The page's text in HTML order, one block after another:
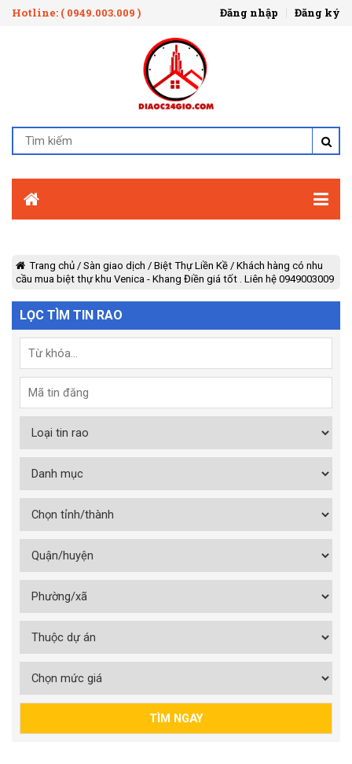
Hotline: ( 0949.003.009 ) Đăng nhập Đăng ký
Trang chủ / Sàn giao dịch / Biệt Thự Liền Kề / Khách hàng có nhu
cầu mua biệt thự khu Venica - Khang Điền giá tốt . Liên hệ 0949003009
LỌC TÌM TIN RAO